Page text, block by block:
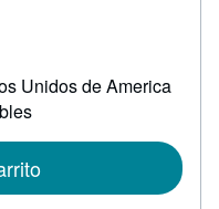
Unidos de America